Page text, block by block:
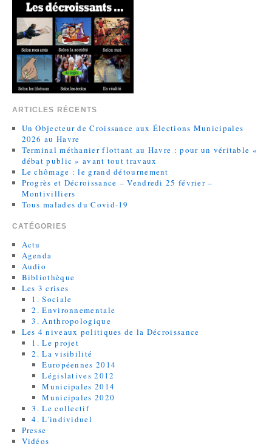
ARTICLES RÉCENTS
Un Objecteur de Croissance aux Élections Municipales
2026 au Havre
Terminal méthanier flottant au Havre : pour un véritable «
débat public » avant tout travaux
Le chômage : le grand détournement
Progrès et Décroissance – Vendredi 25 février –
Montivilliers
Tous malades du Covid-19
CATÉGORIES
Actu
Agenda
Audio
Bibliothèque
Les 3 crises
1. Sociale
2. Environnementale
3. Anthropologique
Les 4 niveaux politiques de la Décroissance
1. Le projet
2. La visibilité
Européennes 2014
Législatives 2012
Municipales 2014
Municipales 2020
3. Le collectif
4. L'individuel
Presse
Vidéos